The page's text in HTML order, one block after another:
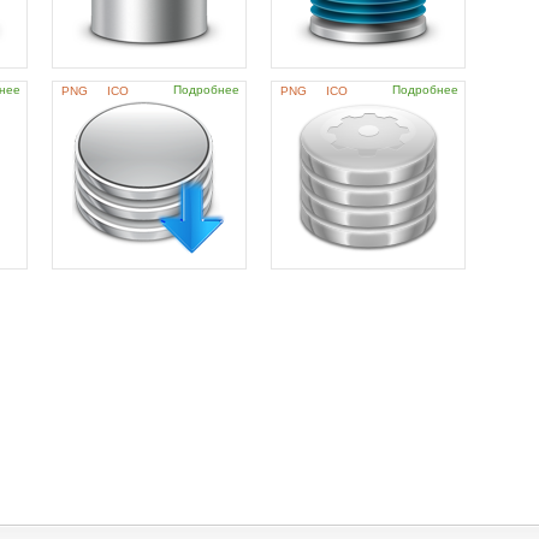
PNG ICO Подробнее PNG ICO Подробнее